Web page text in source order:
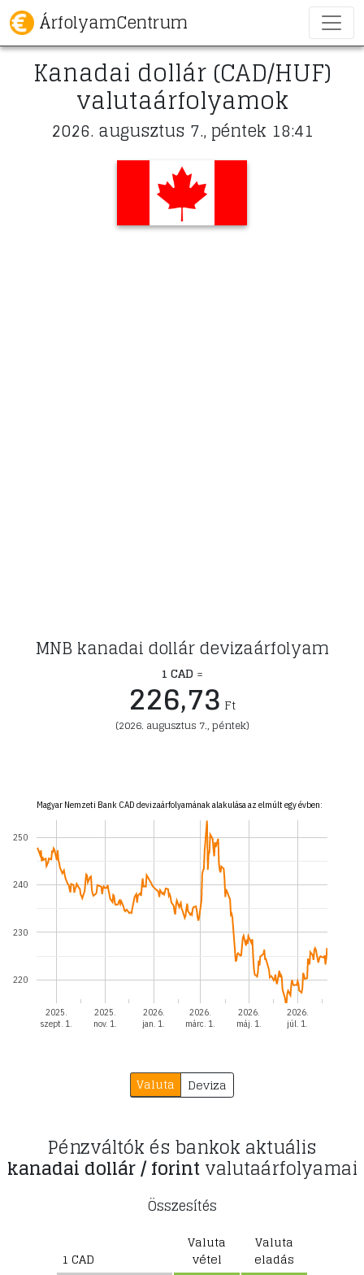
ÁrfolyamCentrum
Kanadai dollár (CAD/HUF)
valutaárfolyamok
2026. augusztus 7., péntek 18:41
MNB kanadai dollár devizaárfolyam
1 CAD =
226,73 Ft
(2026. augusztus 7., péntek)
Magyar Nemzeti Bank CAD devizaárfolyamának alakulása az elmúlt egy évben:
2025.
szept. 1.
2025.
nov. 1.
2026.
jan. 1.
2026.
márc. 1.
2026.
máj. 1.
2026.
júl. 1.
220
230
240
250
Valuta Deviza
Pénzváltók és bankok aktuális
kanadai dollár / forintvalutaárfolyamai
Összesítés
1 CAD
Valuta
vétel
Valuta
eladás